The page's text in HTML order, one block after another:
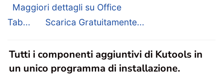
Maggiori dettagli su Office
Tab...
Scarica Gratuitamente...
Tutti i componenti aggiuntivi di Kutools in
un unico programma di installazione.